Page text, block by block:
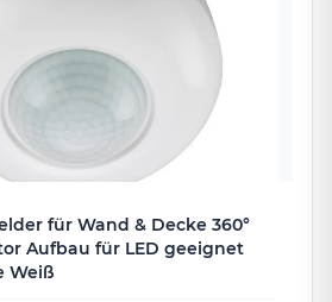
für Wand & Decke 360°
Aufbau für LED geeignet
Weiß